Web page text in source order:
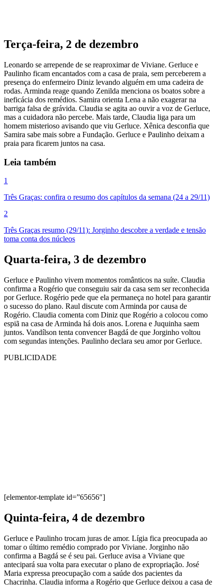
Terça-feira, 2 de dezembro
Leonardo se arrepende de se reaproximar de Viviane. Gerluce e
Paulinho ficam encantados com a casa de praia, sem perceberem a
presença do enfermeiro Diniz levando alguém em uma cadeira de
rodas. Arminda reage quando Zenilda menciona os boatos sobre a
ineficácia dos remédios. Samira orienta Lena a não exagerar na
barriga falsa de grávida. Claudia se agita ao ouvir a voz de Gerluce,
mas a cuidadora não percebe. Mais tarde, Claudia liga para um
homem misterioso avisando que viu Gerluce. Xênica desconfia que
Samira sabe mais sobre a Fundação. Gerluce e Paulinho deixam a
praia para ficarem juntos na casa.
Leia também
1
Três Graças: confira o resumo dos capítulos da semana (24 a 29/11)
2
Três Graças resumo (29/11): Jorginho descobre a verdade e tensão
toma conta dos núcleos
Quarta-feira, 3 de dezembro
Gerluce e Paulinho vivem momentos românticos na suíte. Claudia
confirma a Rogério que conseguiu sair da casa sem ser reconhecida
por Gerluce. Rogério pede que ela permaneça no hotel para garantir
o sucesso do plano. Raul discute com Arminda por causa de
Rogério. Claudia comenta com Diniz que Rogério a colocou como
espiã na casa de Arminda há dois anos. Lorena e Juquinha saem
juntos. Vandílson tenta convencer Bagdá de que Jorginho voltou
com segundas intenções. Paulinho declara seu amor por Gerluce.
PUBLICIDADE
[elementor-template id=”65656″]
Quinta-feira, 4 de dezembro
Gerluce e Paulinho trocam juras de amor. Lígia fica preocupada ao
tomar o último remédio comprado por Viviane. Jorginho não
confirma a Bagdá se é seu pai. Gerluce avisa a Viviane que
antecipará sua volta para executar o plano de expropriação. José
Maria expressa preocupação com a saúde dos pacientes da
Chacrinha. Claudia informa a Rogério que Gerluce deixou a casa de